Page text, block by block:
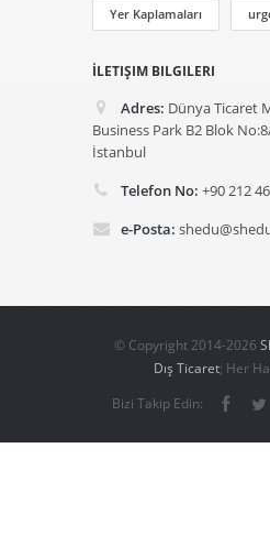
Yer Kaplamaları
İLETIŞIM BILGILERI
Adres: Dünya Ticaret
Business Park B2 Blok
İstanbul
Telefon No: +90 212
e-Posta:
© Copyright 2014-2026
Dış Ticaret; Her
Bizi Takip Edin: